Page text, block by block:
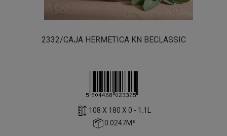
2332/CAJA HERMETICA KN BECLASSIC
108 X 180 X 0 - 1.1L
0.0247M³